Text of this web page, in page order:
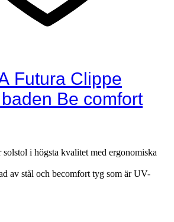
Futura Clippe
Be comfort
solstol i högsta kvalitet med ergonomiska
av stål och becomfort tyg som är UV-